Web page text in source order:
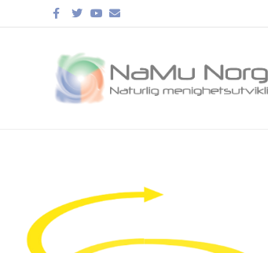
Facebook
TwitterYoutube
Email